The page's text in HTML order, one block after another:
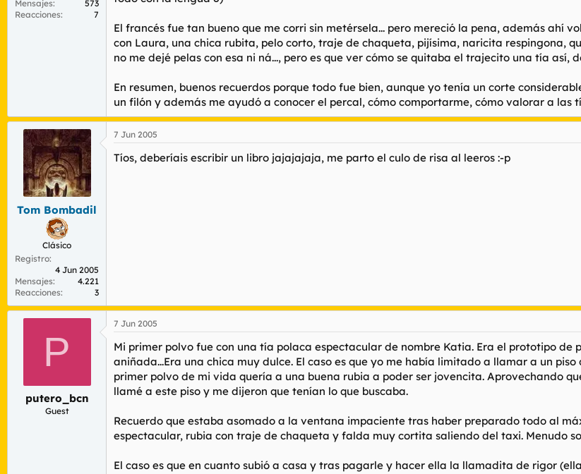
Mensajes
573
Reacciones
7
El francés fue tan bueno que me corri sin metérsela... pero mereció la pena, además ahí
con Laura, una chica rubita, pelo corto, traje de chaqueta, pijísima, naricita respingona,
no me dejé pelas con esa ni ná..., pero es que ver cómo se quitaba el trajecito una tía
En resumen, buenos recuerdos porque todo fue bien, aunque yo tenía un corte
un filón y además me ayudó a conocer el percal, cómo comportarme, cómo valorar a las
Tom Bombadil
Clásico
Registro
4 Jun 2005
Mensajes
4.221
Reacciones
3
7 Jun 2005
Tíos, deberíais escribir un libro jajajajaja, me parto el culo de risa al leeros :-p
P
putero_bcn
Guest
7 Jun 2005
Mi primer polvo fue con una tía polaca espectacular de nombre Katia. Era el prototipo de
aniñada...Era una chica muy dulce. El caso es que yo me había limitado a llamar a un
primer polvo de mi vida quería a una buena rubia a poder ser jovencita. Aprovechando
llamé a este piso y me dijeron que tenían lo que buscaba.
Recuerdo que estaba asomado a la ventana impaciente tras haber preparado todo al
espectacular, rubia con traje de chaqueta y falda muy cortita saliendo del taxi. Menudo
El caso es que en cuanto subió a casa y tras pagarle y hacer ella la llamadita de rigor